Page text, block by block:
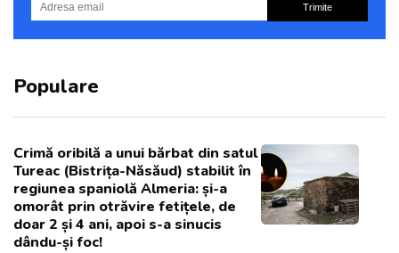
Trimite
Populare
Crimă oribilă a unui bărbat din satul
Tureac (Bistrița-Năsăud) stabilit în
regiunea spaniolă Almeria: și-a
omorât prin otrăvire fetițele, de
doar 2 și 4 ani, apoi s-a sinucis
dându-și foc!